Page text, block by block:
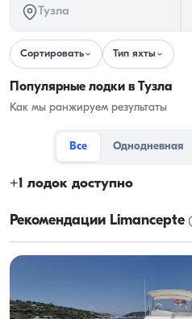
Тузла
Сортировать Тип яхты
Популярные лодки в Тузла
Как мы ранжируем результаты
Все Однодневная
+1 лодок доступно
Рекомендации Limancepte